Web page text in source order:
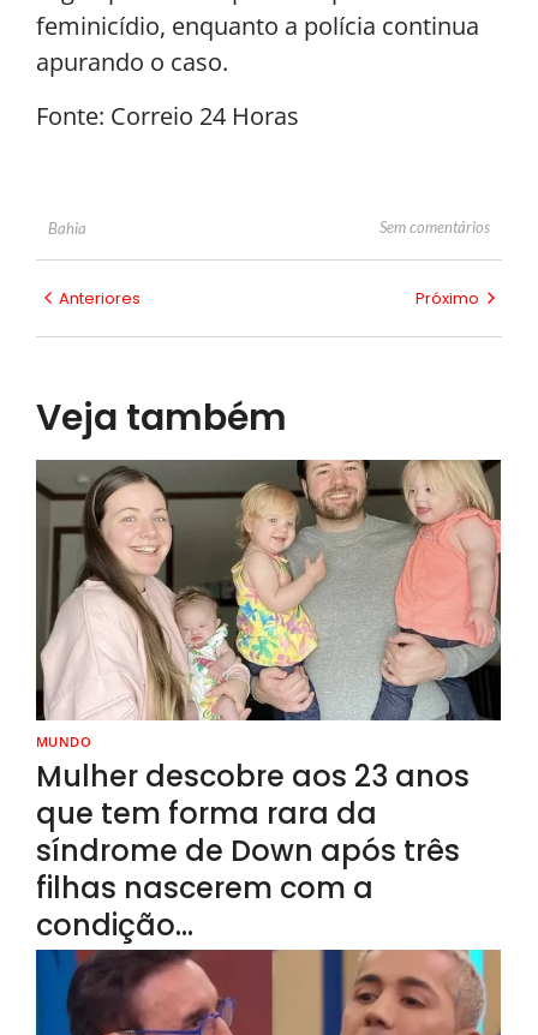
feminicídio, enquanto a polícia continua
apurando o caso.
Fonte: Correio 24 Horas
Bahia Sem comentários
Anteriores Próximo
Veja também
MUNDO
Mulher descobre aos 23 anos
que tem forma rara da
síndrome de Down após três
filhas nascerem com a
condição…